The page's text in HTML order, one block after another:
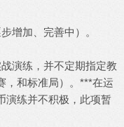
增加、完善中）。
演练，并不定期指定教
，和标准局）。***在运
演练并不积极，此项暂